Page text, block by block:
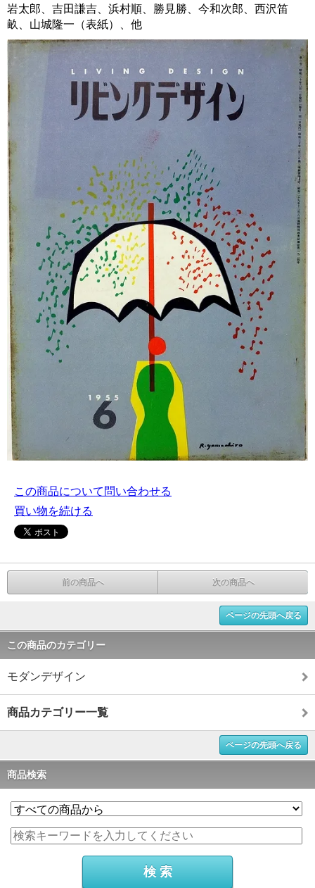
岩太郎、吉田謙吉、浜村順、勝見勝、今和次郎、西沢笛
畝、山城隆一（表紙）、他
この商品について問い合わせる
買い物を続ける
前の商品へ 次の商品へ
ページの先頭へ戻る
この商品のカテゴリー
モダンデザイン
商品カテゴリー一覧
ページの先頭へ戻る
商品検索